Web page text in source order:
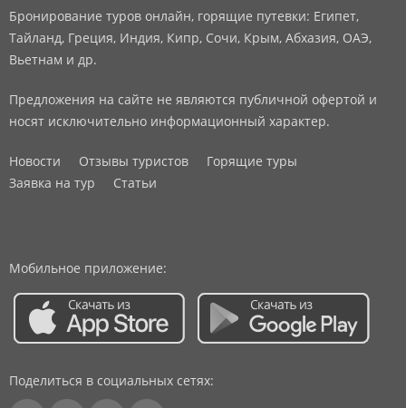
Бронирование туров онлайн, горящие путевки: Египет,
Тайланд, Греция, Индия, Кипр, Сочи, Крым, Абхазия, ОАЭ,
Вьетнам и др.
Предложения на сайте не являются публичной офертой и
носят исключительно информационный характер.
Новости Отзывы туристов
Горящие туры
Заявка на тур
Статьи
Мобильное приложение:
Поделиться в социальных сетях: